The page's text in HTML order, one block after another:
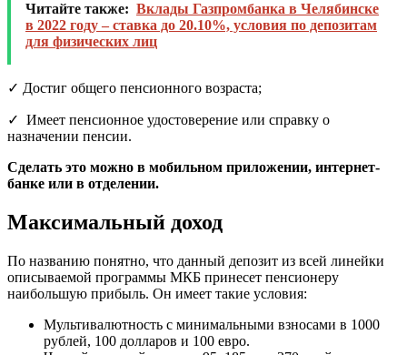
Читайте также: Вклады Газпромбанка в Челябинске
в 2022 году – ставка до 20.10%, условия по депозитам
для физических лиц
✓ Достиг общего пенсионного возраста;
✓ Имеет пенсионное удостоверение или справку о
назначении пенсии.
Сделать это можно в мобильном приложении, интернет-
банке или в отделении.
Максимальный доход
По названию понятно, что данный депозит из всей линейки
описываемой программы МКБ принесет пенсионеру
наибольшую прибыль. Он имеет такие условия:
Мультивалютность с минимальными взносами в 1000
рублей, 100 долларов и 100 евро.